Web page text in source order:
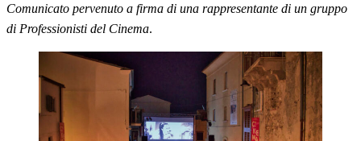
Comunicato pervenuto a firma di una rappresentante di un gruppo
di Professionisti del Cinema.